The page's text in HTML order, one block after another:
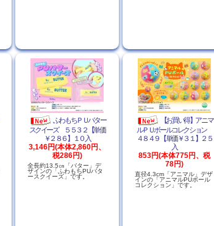
ふわもちＰＵバター
スクイーズ ５５３２【単価
￥２８６】１０入
3,146円(本体2,860円、
税286円)
全長約13.5㎝「バター」デ
ザインの「ふわもちPUバタ
ースクイーズ」です。
【お買い得】アニマ
ルＰＵボールコレクション
４８４９【単価￥３１】２５
入
853円(本体775円、税
78円)
直径4.3cm「アニマル」デザ
インの「アニマルPUボール
コレクション」です。